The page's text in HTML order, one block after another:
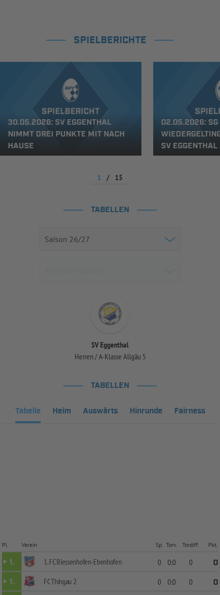
SPIELBERICHTE
30.05.2026: SV EGGENTHAL
NIMMT DREI PUNKTE MIT NACH
HAUSE
02.05.2026: SG
SV
1 / 15
TABELLEN
SV Eggenthal
Herren / A-Klasse Allgäu 5
TABELLEN
Tabelle Heim Auswärts Hinrunde Fairness
Pl. Verein Sp. Torv. Tordiff. Pkt.
1. 1. FC Biessenhofen-Ebenhofen 0 0:0 0
0
1.
FC Thingau 2 0 0:0 0
0